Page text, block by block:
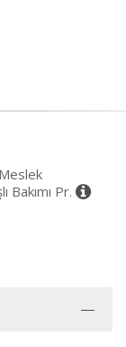
Bakımı Pr.